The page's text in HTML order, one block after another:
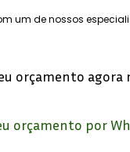
um de nossos
orçamento agora
orçamento por